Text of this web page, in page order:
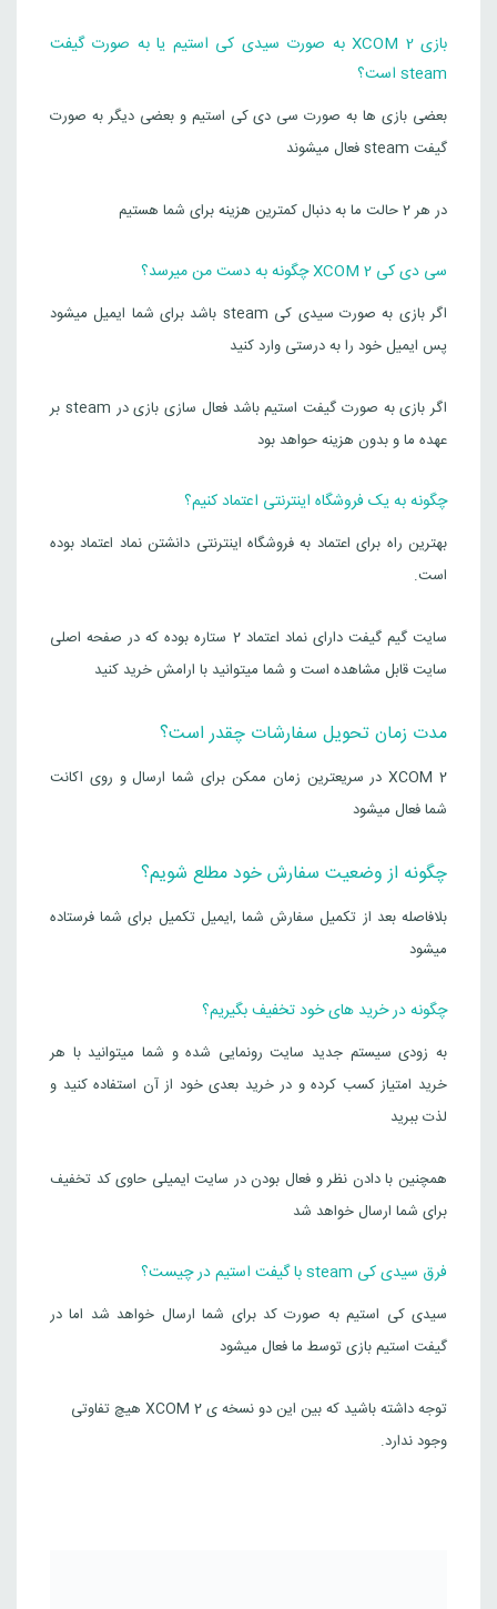
بازی XCOM 2 به صورت سیدی کی استیم یا به صورت گیفت
steam است؟
بعضی بازی ها به صورت سی دی کی استیم و بعضی دیگر به صورت
گیفت steam فعال میشوند
در هر 2 حالت ما به دنبال کمترین هزینه برای شما هستیم
سی دی کی XCOM 2 چگونه به دست من میرسد؟
اگر بازی به صورت سیدی کی steam باشد برای شما ایمیل میشود
پس ایمیل خود را به درستی وارد کنید
اگر بازی به صورت گیفت استیم باشد فعال سازی بازی در steam بر
عهده ما و بدون هزینه حواهد بود
چگونه به یک فروشگاه اینترنتی اعتماد کنیم؟
بهترین راه برای اعتماد به فروشگاه اینترنتی دانشتن نماد اعتماد بوده
است.
سایت گیم گیفت دارای نماد اعتماد 2 ستاره بوده که در صفحه اصلی
سایت قابل مشاهده است و شما میتوانید با ارامش خرید کنید
مدت زمان تحویل سفارشات چقدر است؟
XCOM 2 در سریعترین زمان ممکن برای شما ارسال و روی اکانت
شما فعال میشود
چگونه از وضعیت سفارش خود مطلع شویم؟
بلافاصله بعد از تکمیل سفارش شما ,ایمیل تکمیل برای شما فرستاده
میشود
چگونه در خرید های خود تخفیف بگیریم؟
به زودی سیستم جدید سایت رونمایی شده و شما میتوانید با هر
خرید امتیاز کسب کرده و در خرید بعدی خود از آن استفاده کنید و
لذت ببرید
همچنین با دادن نظر و فعال بودن در سایت ایمیلی حاوی کد تخفیف
برای شما ارسال خواهد شد
فرق سیدی کی steam با گیفت استیم در چیست؟
سیدی کی استیم به صورت کد برای شما ارسال خواهد شد اما در
گیفت استیم بازی توسط ما فعال میشود
توجه داشته باشید که بین این دو نسخه ی XCOM 2 هیچ تفاوتی
وجود ندارد.